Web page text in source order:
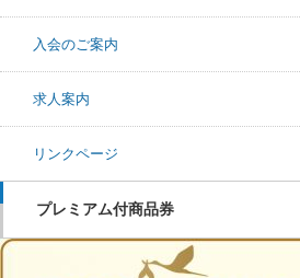
入会のご案内
求人案内
リンクページ
プレミアム付商品券